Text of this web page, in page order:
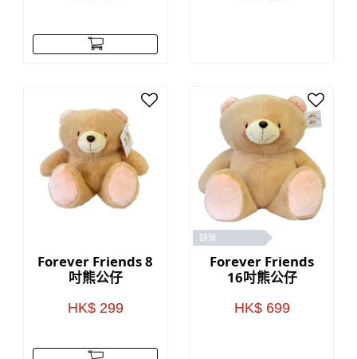
Forever Friends 8
吋熊公仔
HK$ 299
缺貨
Forever Friends
16吋熊公仔
HK$ 699